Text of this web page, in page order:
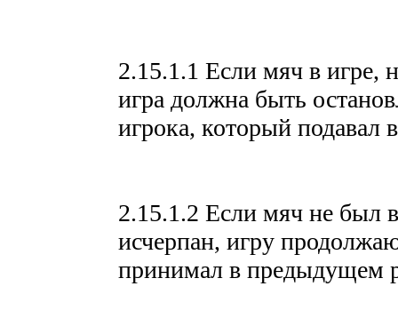
2.15.1.1 Если мяч в игре,
игра должна быть
игрока, который
2.15.1.2 Если мяч не был
исчерпан, игру
принимал в предыдущем